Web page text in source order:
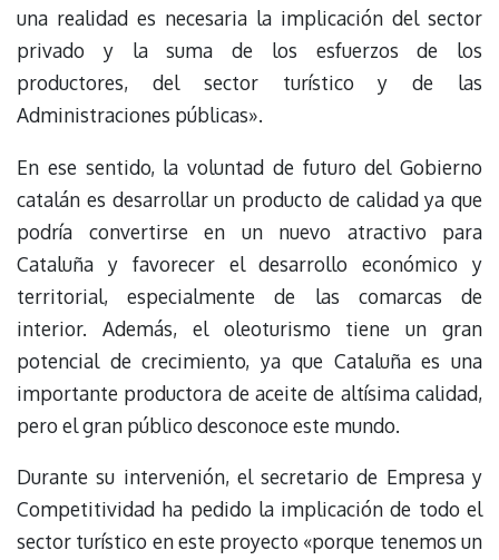
una realidad es necesaria la implicación del sector
privado y la suma de los esfuerzos de los
productores, del sector turístico y de las
Administraciones públicas».
En ese sentido, la voluntad de futuro del Gobierno
catalán es desarrollar un producto de calidad ya que
podría convertirse en un nuevo atractivo para
Cataluña y favorecer el desarrollo económico y
territorial, especialmente de las comarcas de
interior. Además, el oleoturismo tiene un gran
potencial de crecimiento, ya que Cataluña es una
importante productora de aceite de altísima calidad,
pero el gran público desconoce este mundo.
Durante su intervenión, el secretario de Empresa y
Competitividad ha pedido la implicación de todo el
sector turístico en este proyecto «porque tenemos un